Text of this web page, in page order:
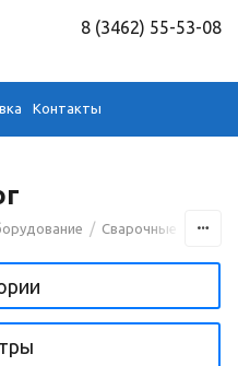
8 (3462) 55-53-08
Контакты
/ Сварочные